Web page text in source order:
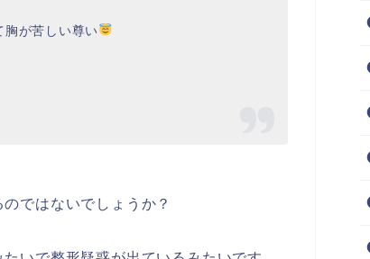
が苦しい尊い
ではないでしょうか？